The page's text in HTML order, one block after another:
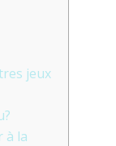
jeux
à la